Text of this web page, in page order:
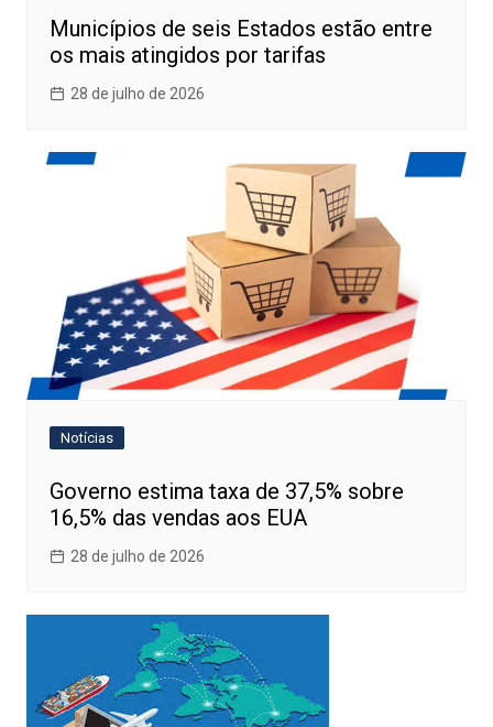
Municípios de seis Estados estão entre
os mais atingidos por tarifas
28 de julho de 2026
Notícias
Governo estima taxa de 37,5% sobre
16,5% das vendas aos EUA
28 de julho de 2026